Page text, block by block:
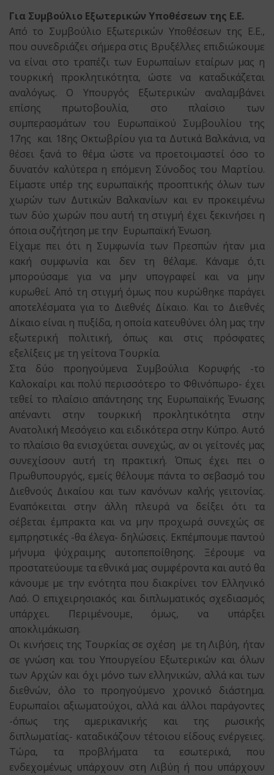
Για Συμβούλιο Εξωτερικών Υποθέσεων της Ε.Ε.
Από το Συμβούλιο Εξωτερικών Υποθέσεων της Ε.Ε.,
που συνεδριάζει σήμερα στις Βρυξέλλες επιδιώκουμε
να είναι στο τραπέζι των Ευρωπαίων εταίρων μας η
τουρκική προκλητικότητα, ώστε να καταδικάζεται
αναλόγως. Ο Υπουργός Εξωτερικών αναλαμβάνει
επίσης πρωτοβουλία, στο πλαίσιο των
συμπερασμάτων του Ευρωπαϊκού Συμβουλίου της
17ης και 18ης Οκτωβρίου για τα Δυτικά Βαλκάνια, να
θέσει ξανά το θέμα ώστε να προετοιμαστεί όσο το
δυνατόν καλύτερα η επόμενη Σύνοδος του Μαρτίου.
Είμαστε υπέρ της ευρωπαϊκής προοπτικής όλων των
χωρών των Δυτικών Βαλκανίων και εν προκειμένω
των δύο χωρών που αυτή τη στιγμή έχει ξεκινήσει η
όποια συζήτηση με την Ευρωπαϊκή Ένωση.
Είχαμε πει ότι η Συμφωνία των Πρεσπών ήταν μια
κακή συμφωνία και δεν τη θέλαμε. Κάναμε ό,τι
μπορούσαμε για να μην υπογραφεί και να μην
κυρωθεί. Από τη στιγμή όμως που κυρώθηκε παράγει
αποτελέσματα για το Διεθνές Δίκαιο. Και το Διεθνές
Δίκαιο είναι η πυξίδα, η οποία κατευθύνει όλη μας την
εξωτερική πολιτική, όπως και στις πρόσφατες
εξελίξεις με τη γείτονα Τουρκία.
Στα δύο προηγούμενα Συμβούλια Κορυφής -το
Καλοκαίρι και πολύ περισσότερο το Φθινόπωρο- έχει
τεθεί το πλαίσιο απάντησης της Ευρωπαϊκής Ένωσης
απέναντι στην τουρκική προκλητικότητα στην
Ανατολική Μεσόγειο και ειδικότερα στην Κύπρο. Αυτό
το πλαίσιο θα ενισχύεται συνεχώς, αν οι γείτονές μας
συνεχίσουν αυτή τη πρακτική. Όπως έχει πει ο
Πρωθυπουργός, εμείς θέλουμε πάντα το σεβασμό του
Διεθνούς Δικαίου και των κανόνων καλής γειτονίας.
Εναπόκειται στην άλλη πλευρά να δείξει ότι τα
σέβεται έμπρακτα και να μην προχωρά συνεχώς σε
εμπρηστικές -θα έλεγα- δηλώσεις. Εκπέμπουμε παντού
μήνυμα ψύχραιμης αυτοπεποίθησης. Ξέρουμε να
προστατεύουμε τα εθνικά μας συμφέροντα και αυτό θα
κάνουμε με την ενότητα που διακρίνει τον Ελληνικό
Λαό. Ο επιχειρησιακός και διπλωματικός σχεδιασμός
υπάρχει. Περιμένουμε, όμως, να υπάρξει
αποκλιμάκωση.
Οι κινήσεις της Τουρκίας σε σχέση με τη Λιβύη, ήταν
σε γνώση και του Υπουργείου Εξωτερικών και όλων
των Αρχών και όχι μόνο των ελληνικών, αλλά και των
διεθνών, όλο το προηγούμενο χρονικό διάστημα.
Ευρωπαίοι αξιωματούχοι, αλλά και άλλοι παράγοντες
-όπως της αμερικανικής και της ρωσικής
διπλωματίας- καταδικάζουν τέτοιου είδους ενέργειες.
Τώρα, τα προβλήματα τα εσωτερικά, που
ενδεχομένως υπάρχουν στη Λιβύη ή που υπάρχουν